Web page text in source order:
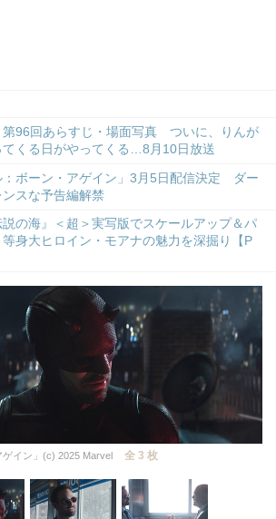
第96回あらすじ・場面写真 ついに、りんが
てくる日がやってくる…8月10日放送
：ボーン・アゲイン」3月5日配信決定 ダー
スな予告編解禁
説の海』＜超＞実写版でスケールアップ＆パ
等身大ヒロイン・モアナの魅力を深掘り【P
ゲイン」(c) 2025 Marvel 全 3 枚